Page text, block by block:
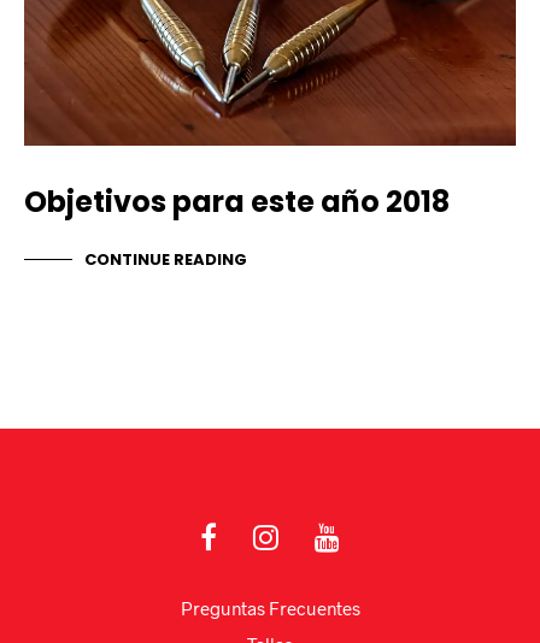
Objetivos para este año 2018
CONTINUE READING
Preguntas Frecuentes